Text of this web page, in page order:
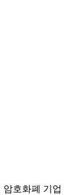
암호화폐 기업